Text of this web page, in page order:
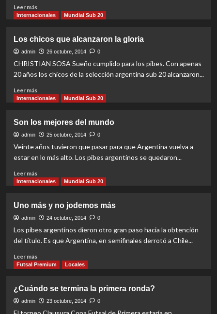
Leer másRead
more
el
gran
sueño
Internacionales Mundial Sub 20
Los chicos que alcanzaron la gloria
admin 26 octubre, 2014 0
CHRISTIAN SOSA Sueño cumplido para los pibes. Con apenas
20 años los chicos de la selección argentina sub 20 alcanzaron...
Leer másRead
more
chicos
que
alcanzaron
la
Internacionales Mundial Sub 20
Son los mejores del mundo
admin 25 octubre, 2014 0
Veinte años tuvieron que pasar para que Argentina vuelva a
estar en lo más alto. Los pibes argentinos se quedaron...
Leer másRead
more
los
mejores
del
mundo
Internacionales Mundial Sub 20
Uno más y no jodemos más
admin 24 octubre, 2014 0
Los pibes argentinos dieron otro gran paso hacia la obtención
del título. Es que Argentina, en semifinales derrotó a Chile...
Leer másRead
more
más
y
no
Futsal Premium Locales
¿Cuándo se termina la primera ronda?
admin 23 octubre, 2014 0